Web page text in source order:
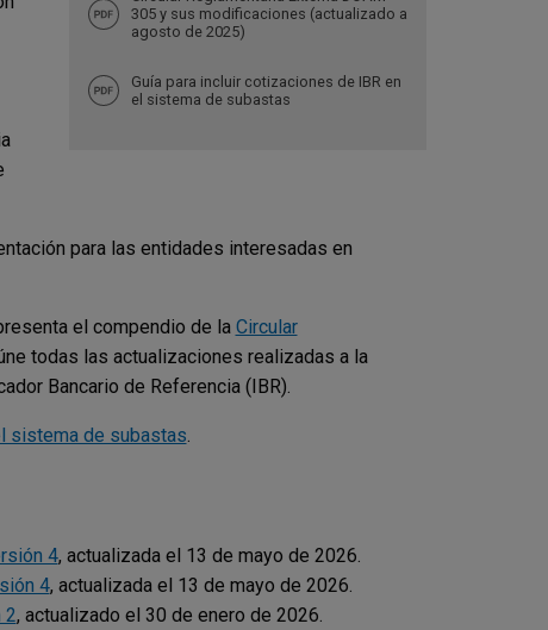
305 y sus modificaciones (actualizado a
agosto de 2025)
Guía para incluir cotizaciones de IBR en
el sistema de subastas
para las entidades interesadas en
el compendio de la Circular
todas las actualizaciones realizadas a la
Bancario de Referencia (IBR).
sistema de subastas.
4, actualizada el 13 de mayo de 2026.
4, actualizada el 13 de mayo de 2026.
2, actualizado el 30 de enero de 2026.